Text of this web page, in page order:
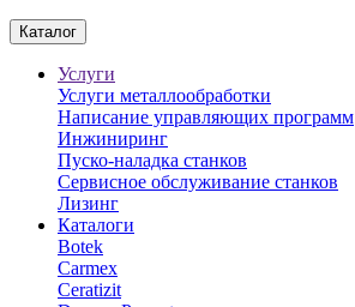
Каталог
Услуги
Услуги металлообработки
Написание управляющих программ
Инжиниринг
Пуско-наладка станков
Сервисное обслуживание станков
Лизинг
Каталоги
Botek
Carmex
Ceratizit